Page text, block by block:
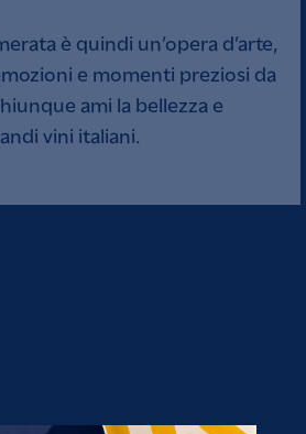
è quindi un’opera d’arte,
e momenti preziosi da
ami la bellezza e
vini italiani.